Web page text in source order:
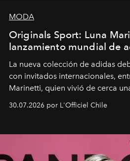
MODA
Originals Sport: Luna
lanzamiento mundial de
La nueva colección de adidas
con invitados internacionales,
Marinetti, quien vivió de cerca
fusiona moda y rendimiento.
30.07.2026 por L'Officiel Chile